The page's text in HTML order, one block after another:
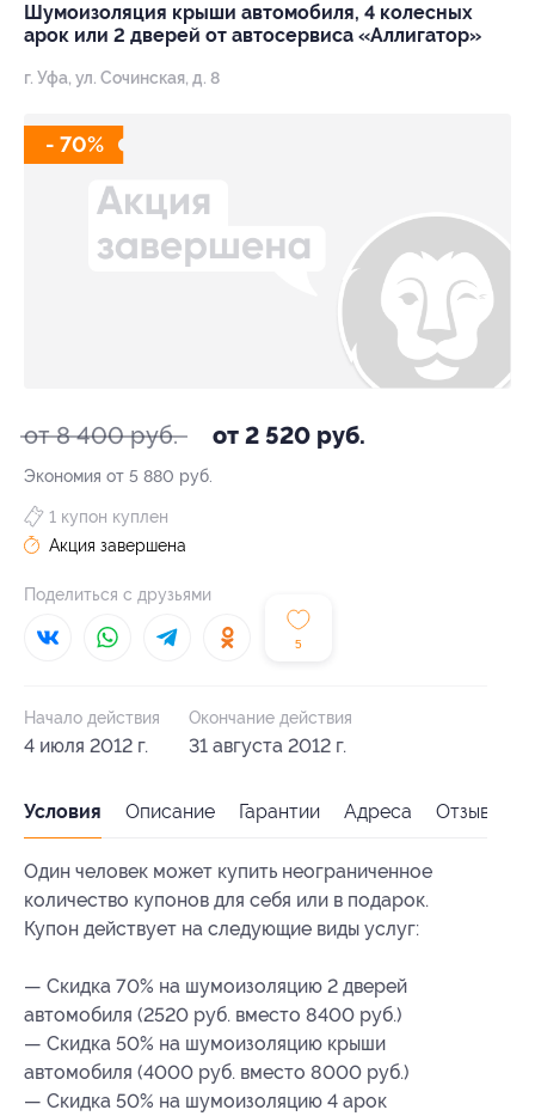
Шумоизоляция крыши автомобиля, 4 колесных
арок или 2 дверей от автосервиса «Аллигатор»
г. Уфа, ул. Сочинская, д. 8
- 70%
от 8 400 руб. от 2 520 руб.
Экономия от 5 880 руб.
5
1 купон куплен
Акция завершена
Поделиться с друзьями
Начало действия
4 июля 2012 г.
Окончание действия
31 августа 2012 г.
Условия Описание Гарантии Адреса Отзывы
Один человек может купить неограниченное
количество купонов для себя или в подарок.
Купон действует на следующие виды услуг:
— Скидка 70% на шумоизоляцию 2 дверей
автомобиля (2520 руб. вместо 8400 руб.)
— Скидка 50% на шумоизоляцию крыши
автомобиля (4000 руб. вместо 8000 руб.)
— Скидка 50% на шумоизоляцию 4 арок